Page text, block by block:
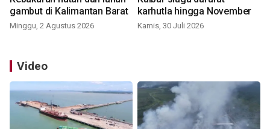
gambut di Kalimantan Barat
Minggu, 2 Agustus 2026
karhutla hingga November
Kamis, 30 Juli 2026
Video